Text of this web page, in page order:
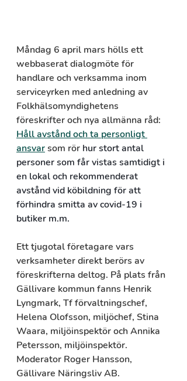
Måndag 6 april mars hölls ett
webbaserat dialogmöte för
handlare och verksamma inom
serviceyrken med anledning av
Folkhälsomyndighetens
föreskrifter och nya allmänna råd:
Håll avstånd och ta personligt
ansvar som rör hur stort antal
personer som får vistas samtidigt i
en lokal och rekommenderat
avstånd vid köbildning för att
förhindra smitta av covid-19 i
butiker m.m.
Ett tjugotal företagare vars
verksamheter direkt berörs av
föreskrifterna deltog. På plats från
Gällivare kommun fanns Henrik
Lyngmark, Tf förvaltningschef,
Helena Olofsson, miljöchef, Stina
Waara, miljöinspektör och Annika
Petersson, miljöinspektör.
Moderator Roger Hansson,
Gällivare Näringsliv AB.